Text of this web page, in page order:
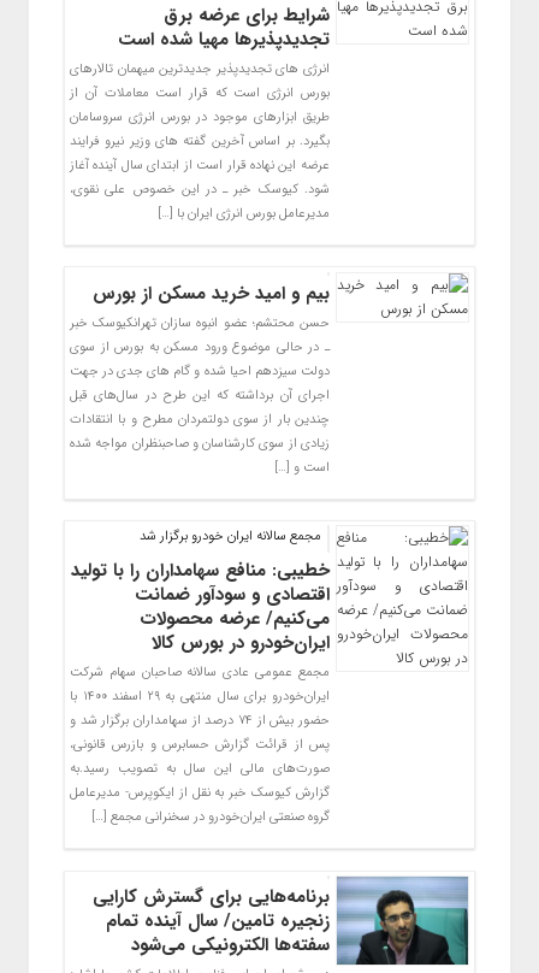
شرایط برای عرضه برق
تجدیدپذیرها مهیا شده است
انرژی های تجدیدپذیر جدیدترین میهمان تالارهای
بورس انرژی است که قرار است معاملات آن از
طریق ابزارهای موجود در بورس انرژی سروسامان
بگیرد. بر اساس آخرین گفته های وزیر نیرو فرایند
عرضه این نهاده قرار است از ابتدای سال آینده آغاز
شود. کیوسک خبر ـ در این خصوص علی نقوی،
مدیرعامل بورس انرژی ایران با […]
بیم و امید خرید مسکن از بورس
حسن محتشم؛ عضو انبوه سازان تهرانکیوسک خبر
ـ در حالی موضوع ورود مسکن به بورس از سوی
دولت سیزدهم احیا شده و گام های جدی در جهت
اجرای آن برداشته که این طرح در سال‌های قبل
چندین بار از سوی دولتمردان مطرح و با انتقادات
زیادی از سوی کارشناسان و صاحبنظران مواجه شده
است و […]
مجمع سالانه ایران خودرو برگزار شد
خطیبی: منافع سهامداران را با تولید
اقتصادی و سودآور ضمانت
می‌‌کنیم/ عرضه محصولات
ایران‌خودرو در بورس کالا
مجمع عمومی عادی سالانه صاحبان سهام شرکت
ایران‌خودرو برای سال منتهی به ۲۹ اسفند ۱۴۰۰ با
حضور بیش از ۷۴ درصد از سهامداران برگزار شد و
پس از قرائت گزارش حسابرس و بازرس قانونی،
صورت‌های مالی این سال به تصویب رسید.به
گزارش کیوسک خبر به نقل از ایکوپرس- مدیرعامل
گروه صنعتی ایران‌خودرو در سخنرانی مجمع […]
برنامه‌هایی برای گسترش کارایی
زنجیره تامین/ سال آینده تمام
سفته‌ها الکترونیکی می‌شود